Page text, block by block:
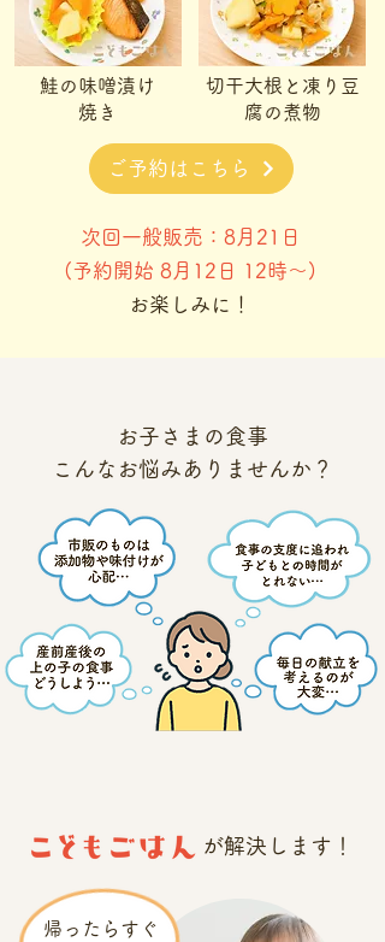
鮭の味噌漬け
焼き
切干大根と凍り豆
腐の煮物
ご予約はこちら
次回一般販売：8月21日
(予約開始 8月12日 12時～)
​お楽しみに！
お子さまの食事
​こんなお悩みありませんか？
​​が解決します！
帰ったらすぐ